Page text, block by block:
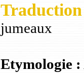
jumeaux
Etymologie :